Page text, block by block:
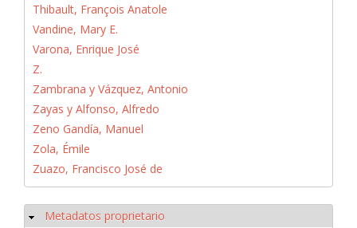
Thibault, François Anatole
Vandine, Mary E.
Varona, Enrique José
Z.
Zambrana y Vázquez, Antonio
Zayas y Alfonso, Alfredo
Zeno Gandía, Manuel
Zola, Émile
Zuazo, Francisco José de
Ocultar
Metadatos proprietario